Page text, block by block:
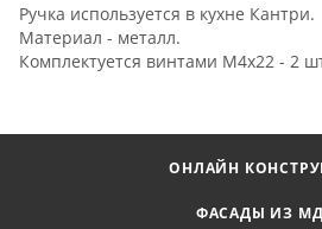
Ручка используется в кухне Кантри.
Материал - металл.
Комплектуется винтами М4х22 - 2
ОНЛАЙН
ФАСАДЫ ИЗ